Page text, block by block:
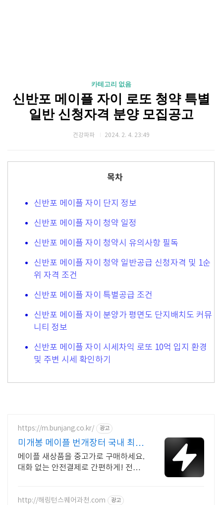
카테고리 없음
신반포 메이플 자이 로또 청약 특별
일반 신청자격 분양 모집공고
건강파파 2024. 2. 4. 23:49
목차
신반포 메이플 자이 단지 정보
신반포 메이플 자이 청약 일정
신반포 메이플 자이 청약시 유의사항 필독
신반포 메이플 자이 청약 일반공급 신청자격 및 1순
위 자격 조건
신반포 메이플 자이 특별공급 조건
신반포 메이플 자이 분양가 평면도 단지배치도 커뮤
니티 정보
신반포 메이플 자이 시세차익 로또 10억 입지 환경
및 주변 시세 확인하기
https://m.bunjang.co.kr/ 광고
미개봉 메이플 번개장터 국내 최대
브랜드 중고거래
메이플 새상품을 중고가로 구매하세요.
대화 없는 안전결제로 간편하게! 전국
http://해링턴스퀘어과천.com 광고